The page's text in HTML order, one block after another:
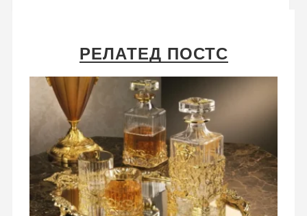
РЕЛАТЕД ПОСТС